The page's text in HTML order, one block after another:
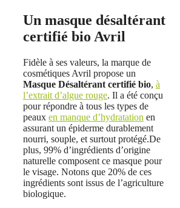
Un masque désaltérant
certifié bio Avril
Fidèle à ses valeurs, la marque de
cosmétiques Avril propose un
Masque Désaltérant certifié bio, à
l’extrait d’algue rouge. Il a été conçu
pour répondre à tous les types de
peaux en manque d’hydratation en
assurant un épiderme durablement
nourri, souple, et surtout protégé.De
plus, 99% d’ingrédients d’origine
naturelle composent ce masque pour
le visage. Notons que 20% de ces
ingrédients sont issus de l’agriculture
biologique.